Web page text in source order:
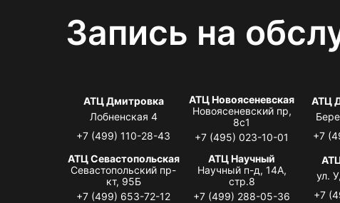
Запись на
АТЦ Дмитровка
Лобненская 4
+7 (499) 110-28-43
АТЦ Новоясеневская
Новоясеневский пр,
8с1
+7 (495) 023-10-01
АТЦ
+7
АТЦ Севастопольская
Севастопольский пр-
кт, 95Б
+7 (499) 653-72-12
АТЦ Научный
Научный п-д, 14А,
стр.8
+7 (499) 288-05-36
ул.
+7